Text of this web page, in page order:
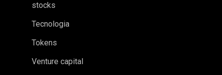
stocks
Tecnologia
Tokens
Venture capital